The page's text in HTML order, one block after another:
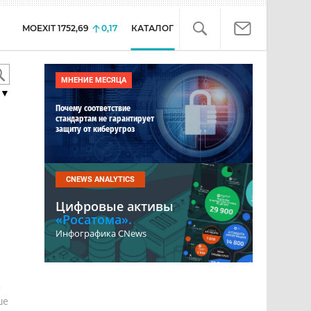
MOEXIT 1752,69 0,17 КАТАЛОГ
▼
МНЕНИЕ МЕСЯЦА
Почему соответствие
стандартам не гарантирует
защиту от киберугроз
CNEWS ANALYTICS
Цифровые активы
«Росатома».
Инфографика CNews